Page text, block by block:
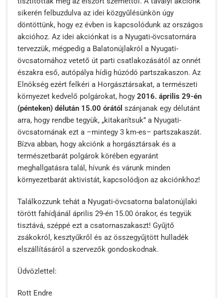
sikerén felbuzdulva az idei közgyűlésünkön úgy
döntöttünk, hogy ez évben is kapcsolódunk az országos
akcióhoz. Az idei akciónkat is a Nyugati-övcsatornára
tervezzük, mégpedig a Balatonújlakról a Nyugati-
övcsatornához vetető út parti csatlakozásától az onnét
északra eső, autópálya hídig húzódó partszakaszon. Az
Elnökség ezért felkéri a Horgásztársakat, a természeti
környezet kedvelő polgárokat, hogy 2016. április 29-én
(pénteken) délután 15.00 órától szánjanak egy délutánt
arra, hogy rendbe tegyük, „kitakarítsuk” a Nyugati-
övcsatornának ezt a –mintegy 3 km-es– partszakaszát.
Bízva abban, hogy akciónk a horgásztársak és a
természetbarát polgárok körében egyaránt
meghallgatásra talál, hívunk és várunk minden
környezetbarát aktivistát, kapcsolódjon az akciónkhoz!
Találkozzunk tehát a Nyugati-övcsatorna balatonújlaki
törött fahídjánál április 29-én 15.00 órakor, és tegyük
tisztává, széppé ezt a csatornaszakaszt! Gyűjtő
zsákokról, kesztyűkről és az összegyűjtött hulladék
elszállításáról a szervezők gondoskodnak.
Üdvözlettel:
Rott Endre